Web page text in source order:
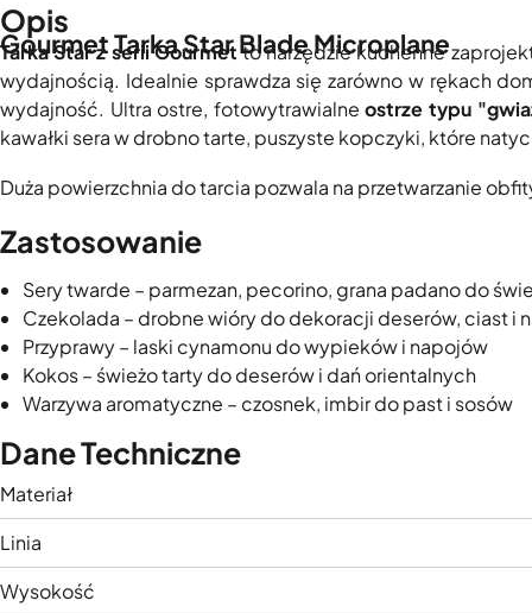
Gourmet Tarka Star Blade Microplane
Opis
Tarka Star z serii Gourmetto narzędzie kuchenne
wydajnością. Idealnie sprawdza się zarówno w rękach
wydajność. Ultra ostre, fotowytrawialneostrze typu
kawałki sera w drobno tarte, puszyste kopczyki, które
Duża powierzchnia do tarcia pozwala na przetwarzanie
Zastosowanie
Sery twarde – parmezan, pecorino, grana padano do
Czekolada – drobne wióry do dekoracji deserów, ciast i
Przyprawy – laski cynamonu do wypieków i napojów
Kokos – świeżo tarty do deserów i dań orientalnych
Warzywa aromatyczne – czosnek, imbir do past i sosów
Dane Techniczne
Materiał
Linia
Wysokość